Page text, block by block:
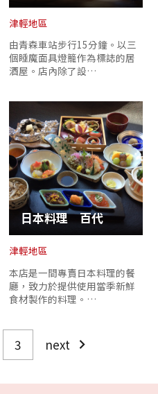
津輕地區
由青森車站步行15分鐘。以三
個睡魔面具燈籠作為標誌的居
酒屋。店內除了設…
日本料理 百代
津輕地區
本店是一間專賣日本料理的餐
廳，致力於提供使用當季新鮮
食材製作的料理。…
3 next